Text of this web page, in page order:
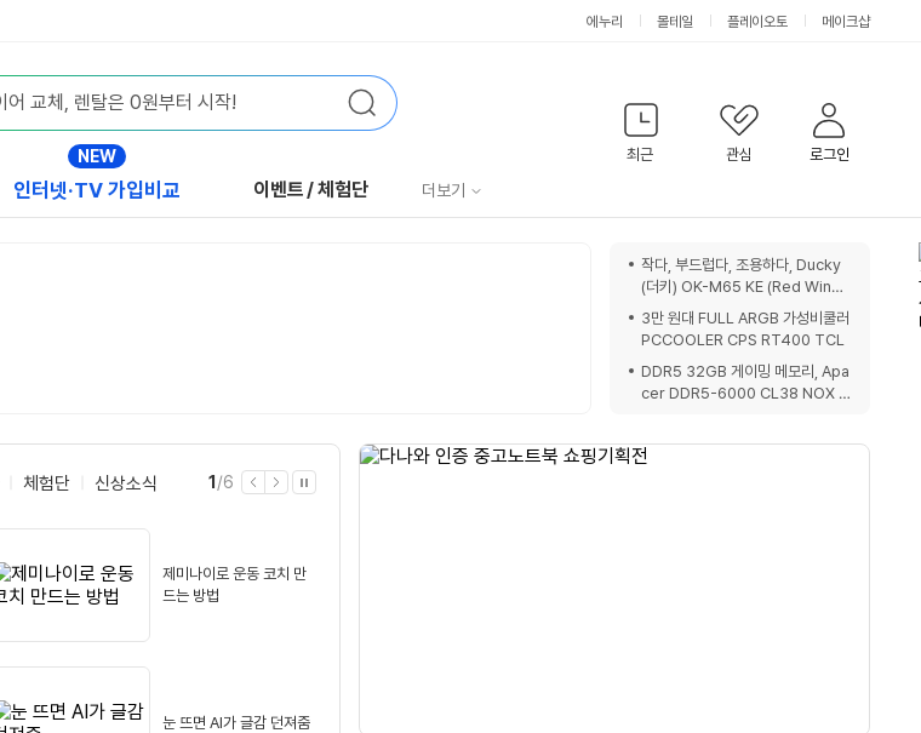
에누리 몰테일 플레이오토 메이크샵
검
색
최근 관심 로그인
NEW
인터넷·TV 가입비교 이벤트/체험단 서
더보기
체험단 신상소식
제미나이로 운동 코치 만
드는 방법
눈 뜨면 AI가 글감 던져줌
현
1 /전
6
이 다
자
적
작다, 부드럽다, 조용하다, Ducky
(더키) OK-M65 KE (Red Wine)
기계식키보드
3만 원대 FULL ARGB 가성비쿨러
PCCOOLER CPS RT400 TCL
DDR5 32GB 게이밍 메모리, Apa
cer DDR5-6000 CL38 NOX 1